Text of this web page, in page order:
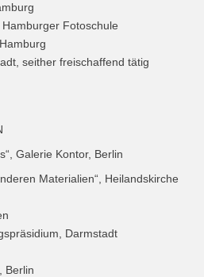
Fotoschule
seither freischaffend tätig
Galerie Kontor, Berlin
Materialien“, Heilandskirche
Darmstadt
Berlin